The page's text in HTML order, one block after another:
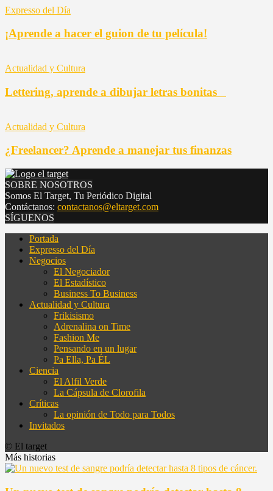
Expresso del Día
¡Aprende a hacer el guion de tu película!
Actualidad y Cultura
Lettering, aprende a dibujar letras bonitas
Actualidad y Cultura
¿Freelancer? Aprende a manejar tus finanzas
SOBRE NOSOTROS
Somos El Target, Tu Periódico Digital
Contáctanos: contactanos@eltarget.com
SÍGUENOS
Portada
Expresso del Día
Negocios
El Negociador
El Estadístico
Business To Business
Actualidad y Cultura
Frikisismo
Adrenalina on Time
Fashion Me
Pensando en un lugar
Pa Ella, Pa ÉL
Ciencia
El Alfil Verde
La Cápsula de Clorofila
Críticas
La opinión de Todo para Todos
Invitados
© El target
Más historias